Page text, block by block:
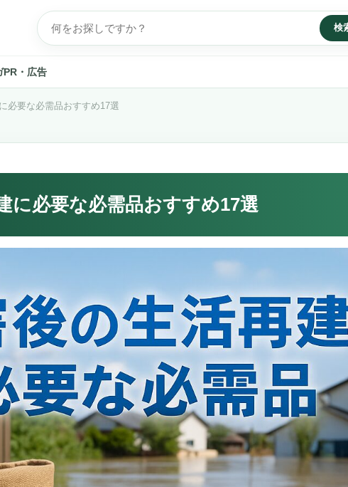
検
PR・広告
必要な必需品おすすめ17選
に必要な必需品おすすめ17選